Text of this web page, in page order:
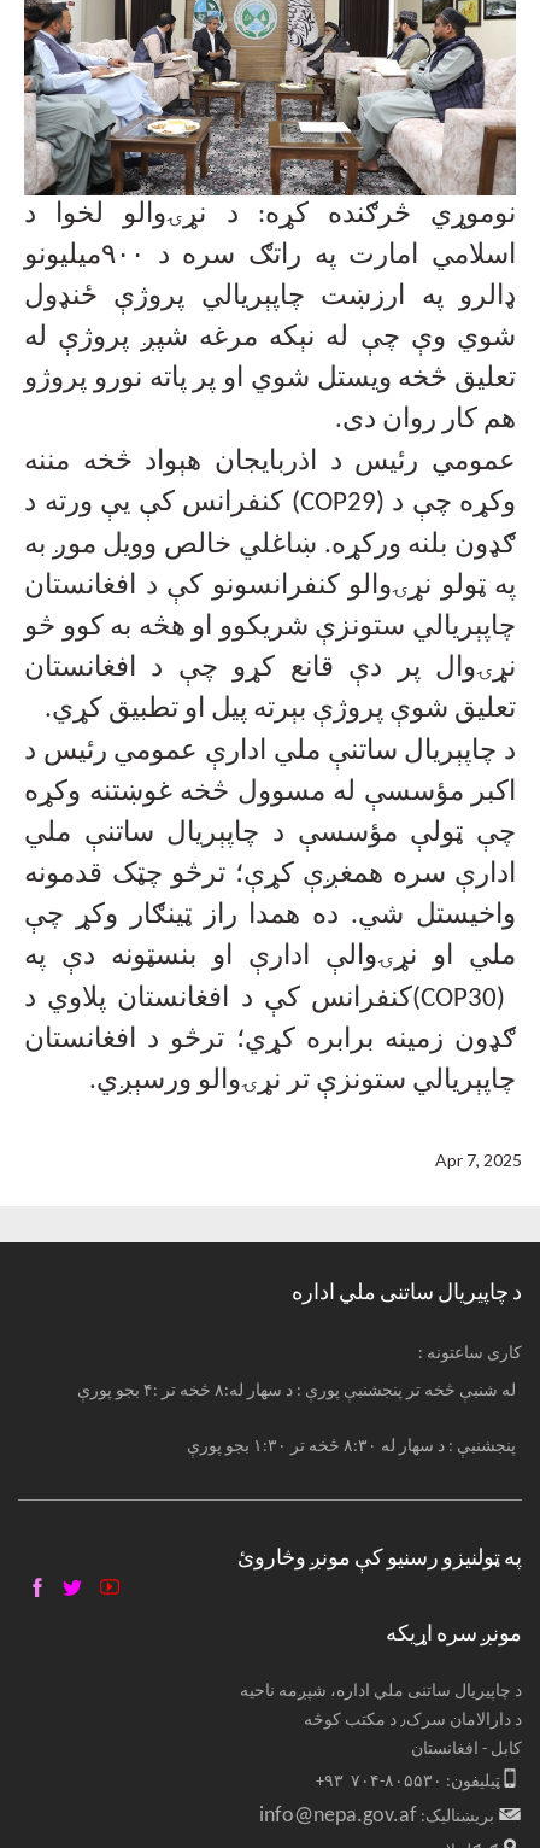
نوموړي څرګنده کړه: د نړۍوالو لخوا د
اسلامي امارت په راتګ سره د
۹۰۰میلیونو
ډالرو په ارزښت چاپېریالي پروژې ځنډول
شوي وې چې له نېکه مرغه شپږ پروژې له
تعلیق څخه ويستل شوي او پر پاته نورو پروژو
هم کار روان دی.
عمومي رئیس د اذربایجان هېواد څخه مننه
وکړه چې د (COP29) کنفرانس کې یې ورته د
ګډون بلنه ورکړه. ښاغلي خالص وویل موږ به
په ټولو نړۍوالو کنفرانسونو کې د افغانستان
چاپېریالي ستونزې شریکوو او هڅه به کوو څو
نړۍوال پر دې قانع کړو چې د افغانستان
تعلیق شوې پروژې بېرته پیل او تطبیق کړي.
د چاپېریال ساتنې ملي ادارې عمومي رئیس د
اکبر مؤسسې له مسوول څخه غوښتنه وکړه
چې ټولې مؤسسې د چاپېریال ساتنې ملي
ادارې سره همغږې کړې؛ ترڅو چټک قدمونه
واخیستل شي. ده همدا راز ټینګار وکړ چې
ملي او نړۍوالې ادارې او بنسټونه دې په
(COP30)کنفرانس کې د افغانستان پلاوي د
ګډون زمینه برابره کړي؛ ترڅو د افغانستان
چاپېریالي ستونزې تر نړۍوالو ورسېږي.
Apr 7, 2025
د چاپیریال ساتنی ملي اداره
: کاری ساعتونه
له شنبې څخه تر پنجشنبې پورې : د سهار له:۸ څخه تر :۴ بجو پورې
پنجشنبې : د سهار له ۸:۳۰ څخه تر ۱:۳۰ بجو پورې
په ټولنیزو رسنیو کې مونږ وڅاروئ
مونږ سره اړیکه
د چاپیریال ساتنی ملي اداره، شپږمه ناحیه
د دارالامان سرک٫ د مکتب کوڅه
کابل - افغانستان
ټیلیفون: ۸۰۵۵۳۰-۷۰۴ ۹۳+
بریښنالیک: info@nepa.gov.af